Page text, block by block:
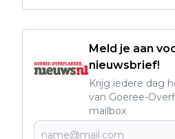
Meld je aan
nieuwsbrief!
Krijg iedere dag
van Goeree-
mailbox